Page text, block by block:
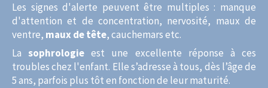
Les signes d'alerte peuvent être multiples : manque
d'attention et de concentration, nervosité, maux de
ventre, maux de tête, cauchemars etc.
La sophrologieest une excellente réponse à ces
troubles chez l'enfant. Elle s’adresse à tous, dès l’âge de
5 ans, parfois plus tôt en fonction de leur maturité.